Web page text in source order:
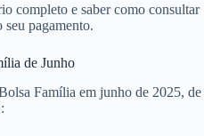
completo e saber como consultar
pagamento.
de Junho
Família em junho de 2025, de